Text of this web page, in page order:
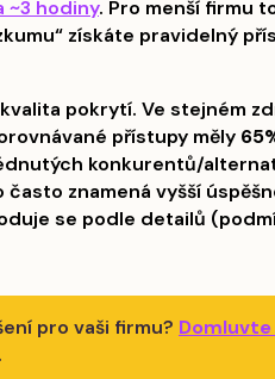
~3 hodiny. Pro menší firmu
získáte pravidelný
pokrytí. Ve stejném
přístupy měly
konkurentů/
znamená vyšší
se podle detailů
pro vaši firmu?